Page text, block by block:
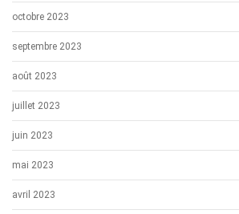
octobre 2023
septembre 2023
août 2023
juillet 2023
juin 2023
mai 2023
avril 2023